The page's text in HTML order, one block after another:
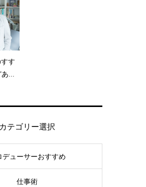
すす
あ...
カテゴリー選択
デューサーおすすめ
仕事術